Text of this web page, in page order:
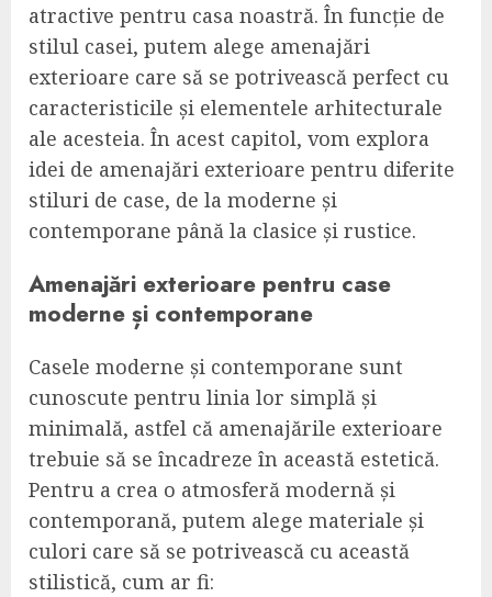
atractive pentru casa noastră. În funcție de
stilul casei, putem alege amenajări
exterioare care să se potrivească perfect cu
caracteristicile și elementele arhitecturale
ale acesteia. În acest capitol, vom explora
idei de amenajări exterioare pentru diferite
stiluri de case, de la moderne și
contemporane până la clasice și rustice.
Amenajări exterioare pentru case
moderne și contemporane
Casele moderne și contemporane sunt
cunoscute pentru linia lor simplă și
minimală, astfel că amenajările exterioare
trebuie să se încadreze în această estetică.
Pentru a crea o atmosferă modernă și
contemporană, putem alege materiale și
culori care să se potrivească cu această
stilistică, cum ar fi: